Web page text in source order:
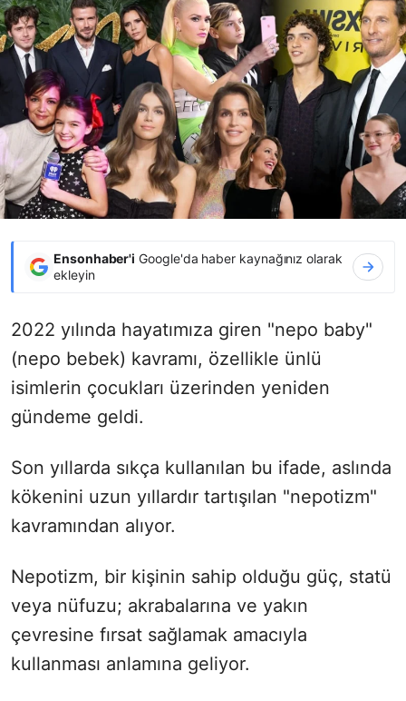
Ensonhaber'i Google'da haber kaynağınız olarak
ekleyin
2022 yılında hayatımıza giren "nepo baby"
(nepo bebek) kavramı, özellikle ünlü
isimlerin çocukları üzerinden yeniden
gündeme geldi.
Son yıllarda sıkça kullanılan bu ifade, aslında
kökenini uzun yıllardır tartışılan "nepotizm"
kavramından alıyor.
Nepotizm, bir kişinin sahip olduğu güç, statü
veya nüfuzu; akrabalarına ve yakın
çevresine fırsat sağlamak amacıyla
kullanması anlamına geliyor.